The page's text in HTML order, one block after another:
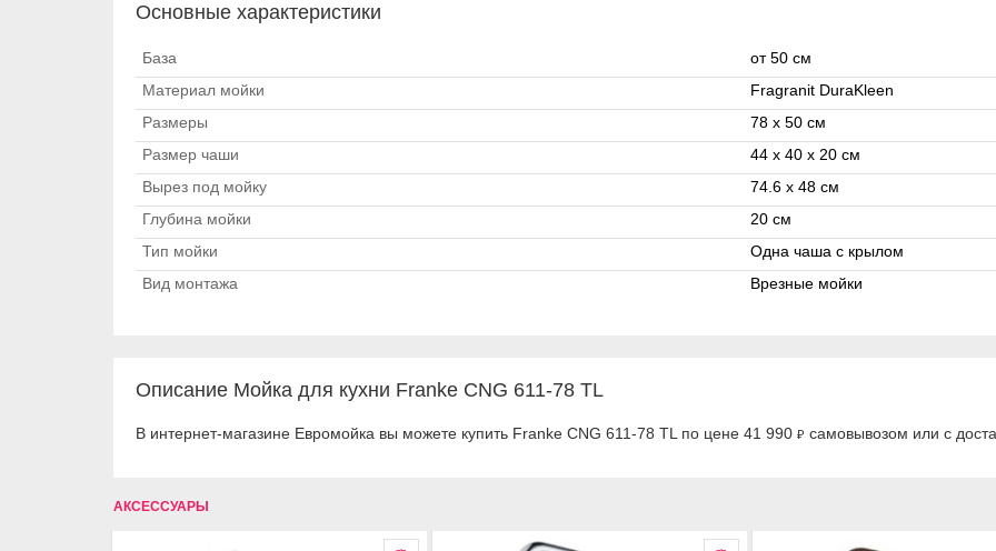
Основные характеристики
База
от 50 см
Материал мойки
Fragranit DuraKleen
Размеры
78 x 50 см
Размер чаши
44 x 40 х 20 см
Вырез под мойку
74.6 х 48 см
Глубина мойки
20 см
Тип мойки
Одна чаша с крылом
Вид монтажа
Врезные мойки
Описание Мойка для кухни Franke CNG 611-78 TL
В интернет-магазине Евромойка вы можете купить Franke CNG 611-78 TL по цене 41 990 ₽ самовывозом или с
АКСЕССУАРЫ